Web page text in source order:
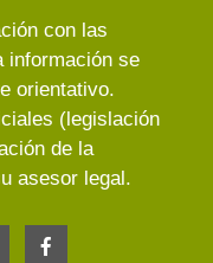
con las
información se
orientativo.
(legislación
de la
asesor legal.